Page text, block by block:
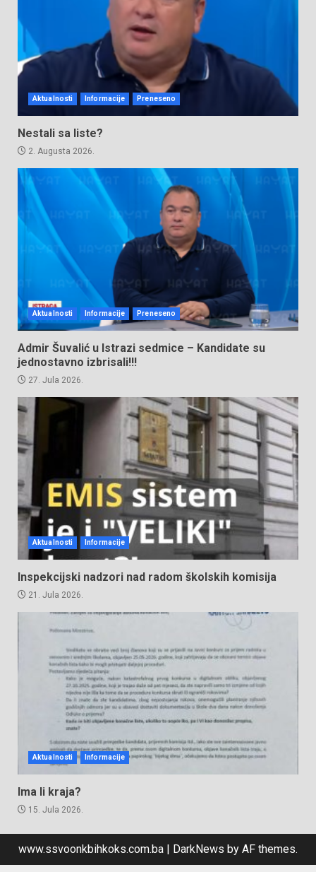
Aktualnosti Informacije Preneseno
Nestali sa liste?
2. Augusta 2026.
Aktualnosti Informacije Preneseno
Admir Šuvalić u Istrazi sedmice – Kandidate su
jednostavno izbrisali!!!
27. Jula 2026.
Aktualnosti Informacije
Inspekcijski nadzori nad radom školskih komisija
21. Jula 2026.
Aktualnosti Informacije
Ima li kraja?
15. Jula 2026.
www.ssvoonkbihkoks.com.ba DarkNews by AF themes.